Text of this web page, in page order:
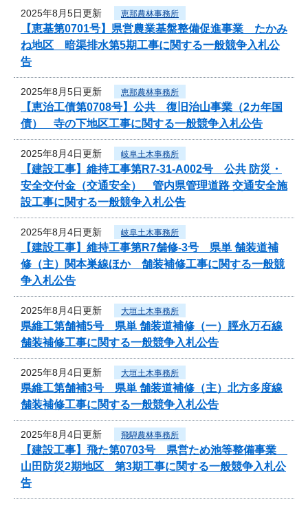
2025年8月5日更新 恵那農林事務所
【恵基第0701号】県営農業基盤整備促進事業 たかみ
ね地区 暗渠排水第5期工事に関する一般競争入札公
告
2025年8月5日更新 恵那農林事務所
【恵治工債第0708号】公共 復旧治山事業（2カ年国
債） 寺の下地区工事に関する一般競争入札公告
2025年8月4日更新 岐阜土木事務所
【建設工事】維持工事第R7-31-A002号 公共 防災・
安全交付金（交通安全） 管内県管理道路 交通安全施
設工事に関する一般競争入札公告
2025年8月4日更新 岐阜土木事務所
【建設工事】維持工事第R7舗修-3号 県単 舗装道補
修（主）関本巣線ほか 舗装補修工事に関する一般競
争入札公告
2025年8月4日更新 大垣土木事務所
県維工第舗補5号 県単 舗装道補修（一）脛永万石線
舗装補修工事に関する一般競争入札公告
2025年8月4日更新 大垣土木事務所
県維工第舗補3号 県単 舗装道補修（主）北方多度線
舗装補修工事に関する一般競争入札公告
2025年8月4日更新 飛騨農林事務所
【建設工事】飛た第0703号 県営ため池等整備事業
山田防災2期地区 第3期工事に関する一般競争入札公
告